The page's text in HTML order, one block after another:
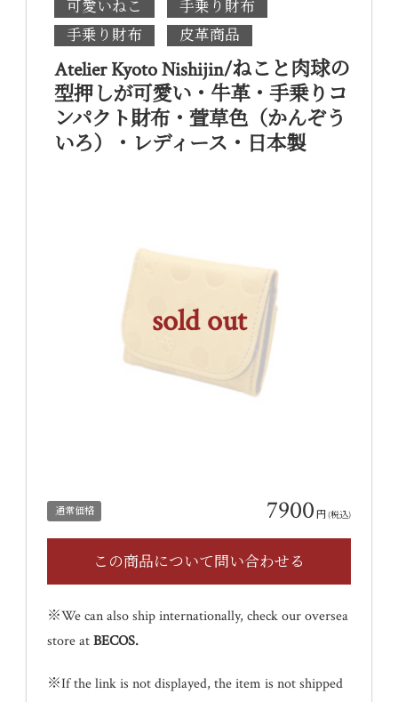
可愛いねこ
手乗り財布
手乗り財布
皮革商品
Atelier Kyoto Nishijin/ねこと肉球の
型押しが可愛い・牛革・手乗りコ
ンパクト財布・萱草色（かんぞう
いろ）・レディース・日本製
sold out
通常価格 7900 円(税込)
※We can also ship internationally, check our oversea
store atBECOS.
※If the link is not displayed, the item is not shipped